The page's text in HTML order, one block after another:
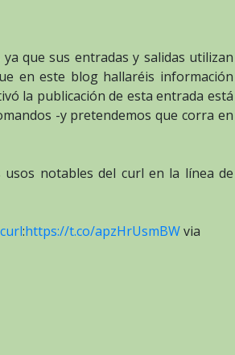
ya que sus entradas y salidas utilizan
en este blog hallaréis información
la publicación de esta entrada está
-y pretendemos que corra en
notables del curl en la línea de
:https://t.co/apzHrUsmBWvia